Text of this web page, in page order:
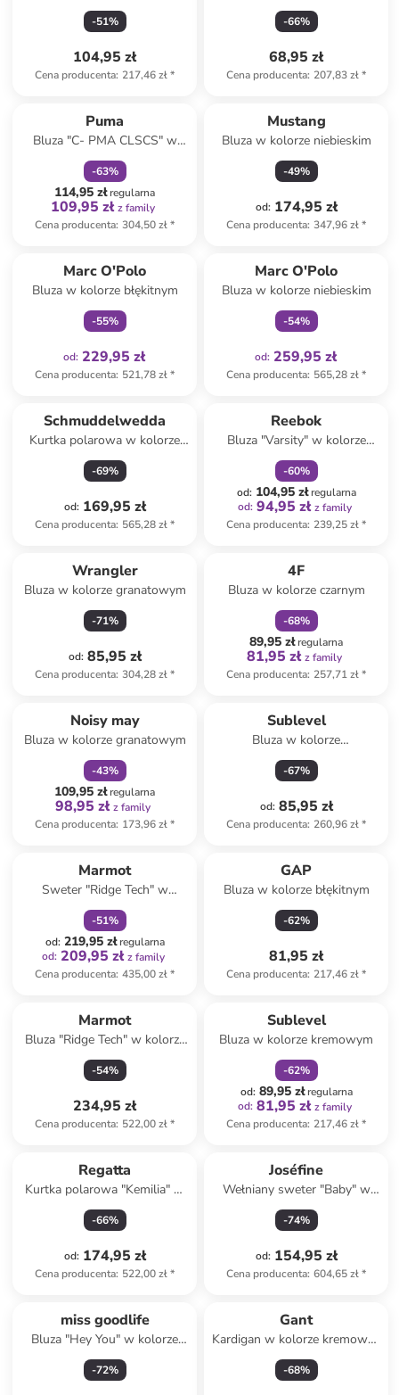
-51%
104,95 zł
Cena producenta: 217,46 zł*
-66%
68,95 zł
Cena producenta: 207,83 zł*
Puma
Bluza "C- PMA CLSCS" w
kolorze beżowym
-63%
114,95 złregularna
109,95 zł z family
Cena producenta: 304,50 zł*
Mustang
Bluza w kolorze niebieskim
-49%
od: 174,95 zł
Cena producenta: 347,96 zł*
Marc O'Polo
Bluza w kolorze błękitnym
-55%
od: 229,95 zł
Cena producenta: 521,78 zł*
Marc O'Polo
Bluza w kolorze niebieskim
-54%
od: 259,95 zł
Cena producenta: 565,28 zł*
Schmuddelwedda
Kurtka polarowa w kolorze
turkusowym
-69%
od: 169,95 zł
Cena producenta: 565,28 zł*
Reebok
Bluza "Varsity" w kolorze
białym
-60%
od: 104,95 złregularna
od: 94,95 zł z family
Cena producenta: 239,25 zł*
Wrangler
Bluza w kolorze granatowym
-71%
od: 85,95 zł
Cena producenta: 304,28 zł*
4F
Bluza w kolorze czarnym
-68%
89,95 złregularna
81,95 zł z family
Cena producenta: 257,71 zł*
Noisy may
Bluza w kolorze granatowym
-43%
109,95 złregularna
98,95 zł z family
Cena producenta: 173,96 zł*
Sublevel
Bluza w kolorze
jasnoróżowym
-67%
od: 85,95 zł
Cena producenta: 260,96 zł*
Marmot
Sweter "Ridge Tech" w
kolorze niebieskim
-51%
od: 219,95 złregularna
od: 209,95 zł z family
Cena producenta: 435,00 zł*
GAP
Bluza w kolorze błękitnym
-62%
81,95 zł
Cena producenta: 217,46 zł*
Marmot
Bluza "Ridge Tech" w kolorze
brązowym
-54%
234,95 zł
Cena producenta: 522,00 zł*
Sublevel
Bluza w kolorze kremowym
-62%
od: 89,95 złregularna
od: 81,95 zł z family
Cena producenta: 217,46 zł*
Regatta
Kurtka polarowa "Kemilia" w
kolorze granatowym
-66%
od: 174,95 zł
Cena producenta: 522,00 zł*
Joséfine
Wełniany sweter "Baby" w
kolorze czerwonym
-74%
od: 154,95 zł
Cena producenta: 604,65 zł*
miss goodlife
Bluza "Hey You" w kolorze
jasnoróżowym
-72%
Gant
Kardigan w kolorze kremowo-
żółtym
-68%